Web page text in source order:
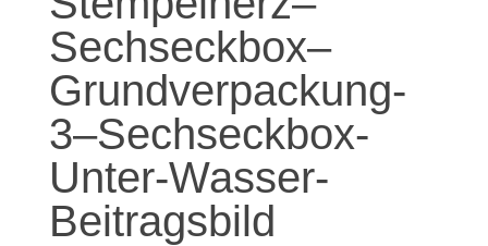
Sechseckbox–
Grundverpackung-
3–Sechseckbox-
Unter-Wasser-
Beitragsbild